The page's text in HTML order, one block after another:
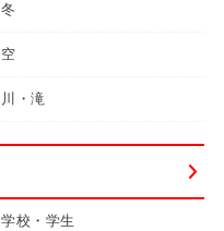
冬
空
川・滝
学校・学生